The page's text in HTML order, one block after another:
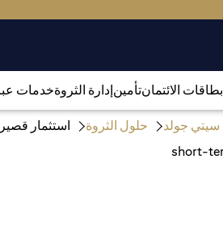
بطاقات الائتمانتأمينإدارة الثروةخدمات
سيتي جولد حلول الثروة استثمار